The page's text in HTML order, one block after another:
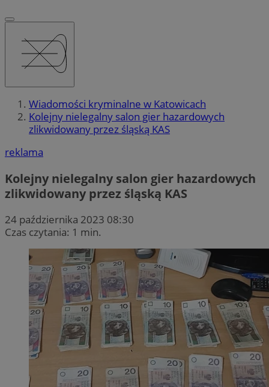
Wiadomości kryminalne w Katowicach
Kolejny nielegalny salon gier hazardowych
zlikwidowany przez śląską KAS
reklama
Kolejny nielegalny salon gier hazardowych
zlikwidowany przez śląską KAS
24 października 2023 08:30
Czas czytania: 1 min.